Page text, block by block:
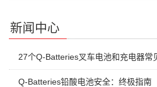
新闻中心
27个Q-Batteries叉车电池和充电器常
Q-Batteries铅酸电池安全：终极指南